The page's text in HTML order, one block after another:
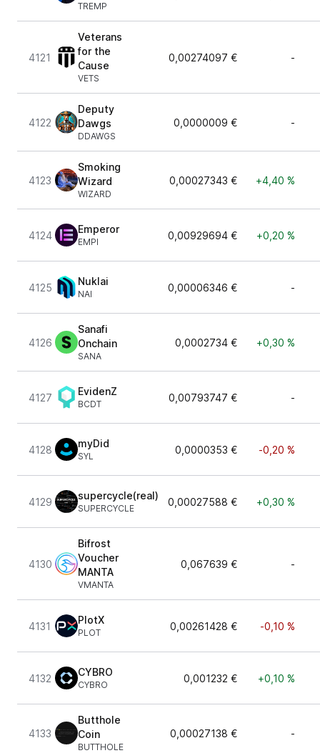
TREMP
4121
Veterans
for the
Cause
VETS
0,00274097 € -
4122
Deputy
Dawgs
DDAWGS
0,0000009 € -
4123
Smoking
Wizard
WIZARD
0,00027343 € +4,40 %
4124
Emperor
EMPI
0,00929694 € +0,20 %
4125
Nuklai
NAI
0,00006346 € -
4126
Sanafi
Onchain
SANA
0,0002734 € +0,30 %
4127
EvidenZ
BCDT
0,00793747 € -
4128
myDid
SYL
0,0000353 € -0,20 %
4129
supercycle(real)
SUPERCYCLE
0,00027588 € +0,30 %
4130
Bifrost
Voucher
MANTA
VMANTA
0,067639 € -
4131
PlotX
PLOT
0,00261428 € -0,10 %
4132
CYBRO
CYBRO
0,001232 € +0,10 %
4133
Butthole
Coin
BUTTHOLE
0,00027138 € -